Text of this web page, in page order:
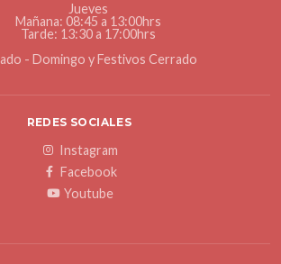
Jueves
Mañana: 08:45 a 13:00hrs
Tarde: 13:30 a 17:00hrs
- Domingo y Festivos Cerrado
REDES SOCIALES
Instagram
Facebook
Youtube